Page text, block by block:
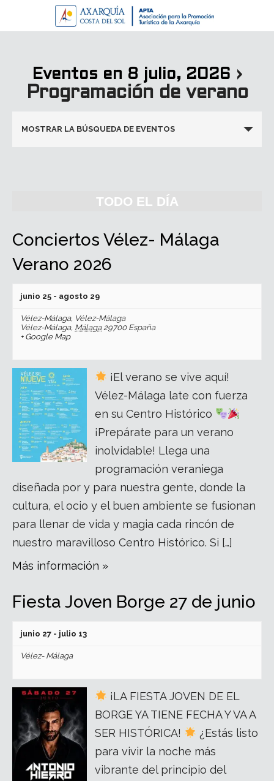
Eventos en 8 julio, 2026 ›
Programación de verano
Navegación
Eventos
MOSTRAR LA BÚSQUEDA DE EVENTOS
TODO EL DÍA
Conciertos Vélez- Málaga
Verano 2026
junio 25 - agosto 29
Vélez-Málaga, Vélez-Málaga
Vélez-Málaga, Málaga 29700 España
+ Google Map
¡El verano se vive aquí!
Vélez-Málaga late con fuerza
en su Centro Histórico
¡Prepárate para un verano
inolvidable! Llega una
programación veraniega
diseñada por y para nuestra gente, donde la
cultura, el ocio y el buen ambiente se fusionan
para llenar de vida y magia cada rincón de
nuestro maravilloso Centro Histórico. Si […]
Más información »
Fiesta Joven Borge 27 de junio
junio 27 - julio 13
Vélez- Málaga
¡LA FIESTA JOVEN DE EL
BORGE YA TIENE FECHA Y VA A
SER HISTÓRICA!
¿Estás listo
para vivir la noche más
vibrante del principio del